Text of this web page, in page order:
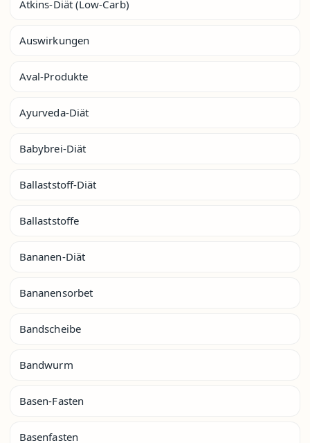
Atkins-Diät (Low-Carb)
Auswirkungen
Aval-Produkte
Ayurveda-Diät
Babybrei-Diät
Ballaststoff-Diät
Ballaststoffe
Bananen-Diät
Bananensorbet
Bandscheibe
Bandwurm
Basen-Fasten
Basenfasten